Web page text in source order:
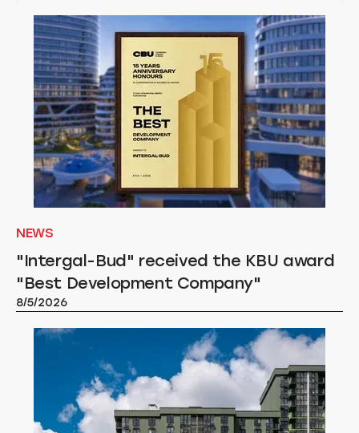
NEWS
"Intergal-Bud" received the KBU award
"Best Development Company"
8/5/2026